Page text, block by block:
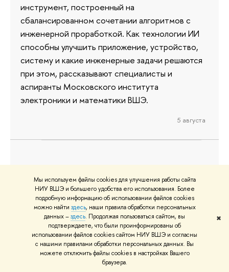
Мы используем файлы cookies для улучшения работы сайта
НИУ ВШЭ и большего удобства его использования. Более
подробную информацию об использовании файлов cookies
можно найти здесь, наши правила обработки персональных
данных –здесь. Продолжая пользоваться сайтом, вы
подтверждаете, что были проинформированы об
использовании файлов cookies сайтом НИУ ВШЭ и согласны
с нашими правилами обработки персональных данных. Вы
можете отключить файлы cookies в настройках Вашего
браузера.
✖
инструмент, построенный на
сбалансированном сочетании алгоритмов с
инженерной проработкой. Как технологии ИИ
способны улучшить приложение, устройство,
систему и какие инженерные задачи решаются
при этом, рассказывают специалисты и
аспиранты Московского института
электроники и математики ВШЭ.
5 августа
место: молодые ученые Вышки на
Международной конференции
IEEE EDM
В Республике Алтай прошла 27-я
Международная конференция молодых
специалистов в области электронных приборов